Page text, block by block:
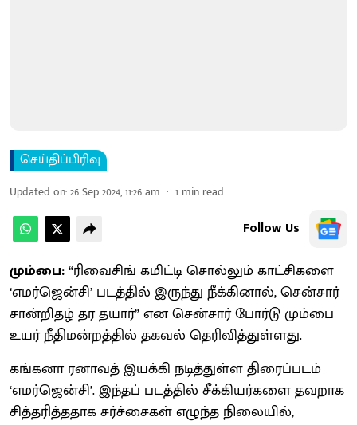
செய்திப்பிரிவு
Updated on:26 Sep 2024, 11:26 am 1 min read
Follow Us
மும்பை:“ரிவைசிங் கமிட்டி சொல்லும் காட்சிகளை
‘எமர்ஜென்சி’ படத்தில் இருந்து நீக்கினால், சென்சார்
சான்றிதழ் தர தயார்” என சென்சார் போர்டு மும்பை
உயர் நீதிமன்றத்தில் தகவல் தெரிவித்துள்ளது.
கங்கனா ரனாவத் இயக்கி நடித்துள்ள திரைப்படம்
‘எமர்ஜென்சி’. இந்தப் படத்தில் சீக்கியர்களை தவறாக
சித்தரித்ததாக சர்ச்சைகள் எழுந்த நிலையில்,